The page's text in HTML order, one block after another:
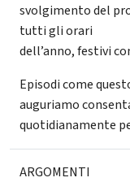
svolgimento del
tutti gli orari
dell’anno, festivi
Episodi come
auguriamo
quotidianamente
ARGOMENTI